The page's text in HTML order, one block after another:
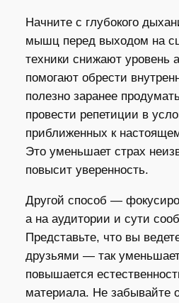
Начните с глубокого
мышц перед выходом на
техники снижают уровень
помогают обрести
полезно заранее
провести репетиции в
приближенных к
Это уменьшает страх
повысит уверенность.
Другой способ —
а на аудитории и сути
Представьте, что вы
друзьями — так
повышается
материала. Не забывайте